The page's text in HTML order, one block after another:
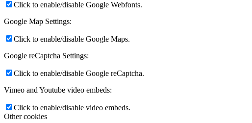
Click to enable/disable Google Webfonts.
Google Map Settings:
Click to enable/disable Google Maps.
Google reCaptcha Settings:
Click to enable/disable Google reCaptcha.
Vimeo and Youtube video embeds:
Click to enable/disable video embeds.
Other cookies